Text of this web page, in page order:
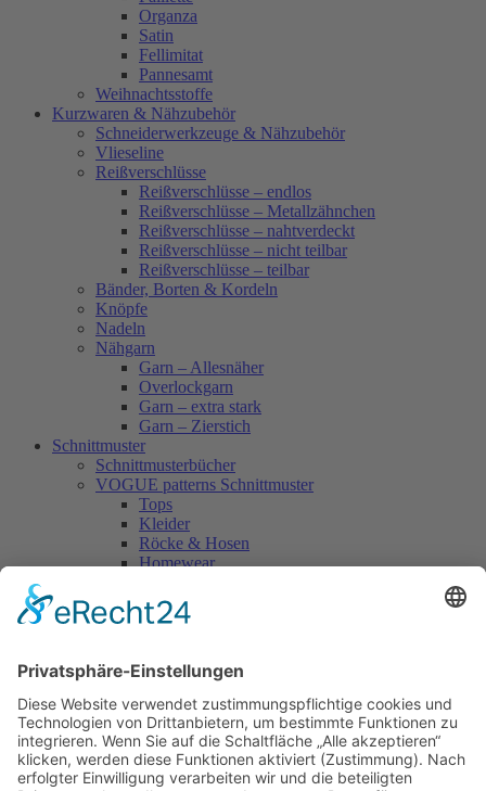
Organza
Satin
Fellimitat
Pannesamt
Weihnachtsstoffe
Kurzwaren & Nähzubehör
Schneiderwerkzeuge & Nähzubehör
Vlieseline
Reißverschlüsse
Reißverschlüsse – endlos
Reißverschlüsse – Metallzähnchen
Reißverschlüsse – nahtverdeckt
Reißverschlüsse – nicht teilbar
Reißverschlüsse – teilbar
Bänder, Borten & Kordeln
Knöpfe
Nadeln
Nähgarn
Garn – Allesnäher
Overlockgarn
Garn – extra stark
Garn – Zierstich
Schnittmuster
Schnittmusterbücher
VOGUE patterns Schnittmuster
Tops
Kleider
Röcke & Hosen
Homewear
Vogue Vintage
Herren
Accessoires
Einzelschnittmuster Burda
Tops
Kleider
Röcke & Hosen
Homewear
Jacken & Mäntel